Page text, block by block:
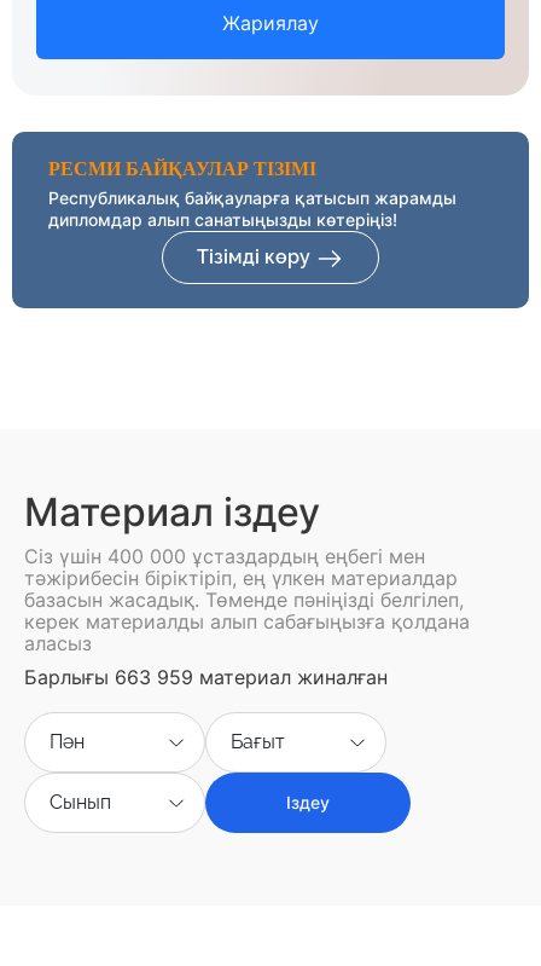
Жариялау
РЕСМИ БАЙҚАУЛАР ТІЗІМІ
Республикалық байқауларға қатысып жарамды
дипломдар алып санатыңызды көтеріңіз!
Тізімді көру
Материал іздеу
Сіз үшін 400 000 ұстаздардың еңбегі мен
тәжірибесін біріктіріп, ең үлкен материалдар
базасын жасадық. Төменде пәніңізді белгілеп,
керек материалды алып сабағыңызға қолдана
аласыз
Барлығы 663 959 материал жиналған
Пән Бағыт
Сынып Іздеу